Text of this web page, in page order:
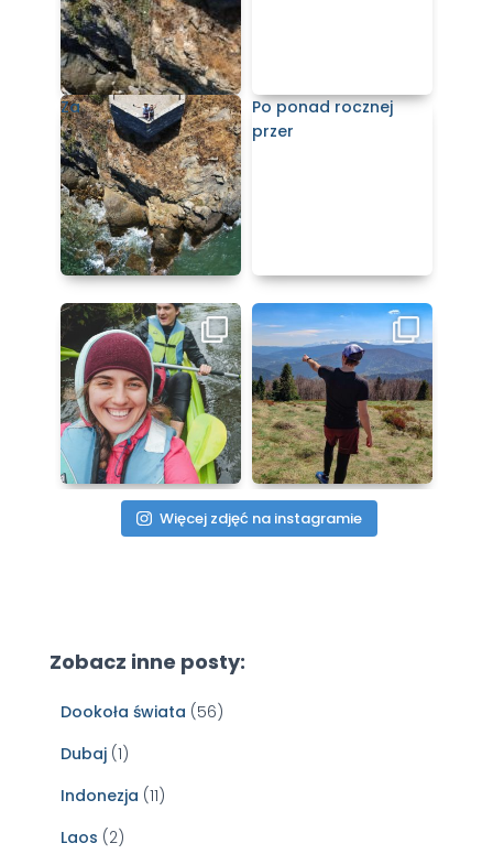
Za
Po ponad rocznej
przer
Więcej zdjęć na instagramie
Zobacz inne posty:
Dookoła świata (56)
Dubaj (1)
Indonezja (11)
Laos (2)